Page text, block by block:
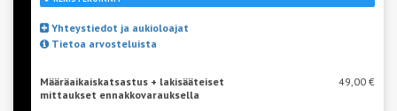
Yhteystiedot ja aukioloajat
Tietoa arvosteluista
Määräaikaiskatsastus + lakisääteiset
mittaukset ennakkovarauksella
49,00 €